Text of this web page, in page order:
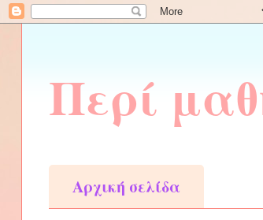
Περί
Αρχική σελίδα